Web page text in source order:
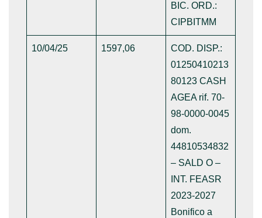
BIC. ORD.:
CIPBITMM
10/04/25 1597,06
COD. DISP.:
01250410213
80123 CASH
AGEA rif. 70-
98-0000-0045
dom.
44810534832
– SALD O –
INT. FEASR
2023-2027
Bonifico a